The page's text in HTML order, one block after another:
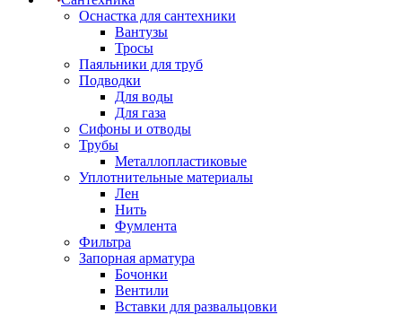
Оснастка для сантехники
Вантузы
Тросы
Паяльники для труб
Подводки
Для воды
Для газа
Сифоны и отводы
Трубы
Металлопластиковые
Уплотнительные материалы
Лен
Нить
Фумлента
Фильтра
Запорная арматура
Бочонки
Вентили
Вставки для развальцовки